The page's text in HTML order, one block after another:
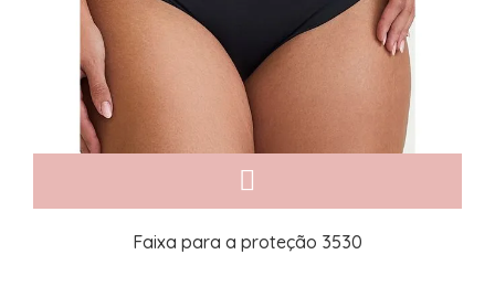
Faixa para a proteção 3530